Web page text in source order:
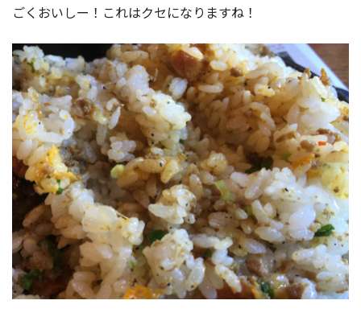
ごくおいしー！これはクセになりますね！